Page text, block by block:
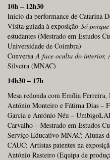
10h – 12h30
Início da performance de Catarina
Visita guiada à exposição Só
estudantes (Mestrado em Estudos
Universidade de Coimbra)
Conversa A face oculta do interior,
Silveira (MNAC)
14h30 – 17h
Mesa redonda com Emília
António Monteiro e Fátima Dias –
Garcia e António Néu –
Carvalho – Mestrado em Estudos
Serviço Educativo MNAC; Alunas
CAUC; Artistas patentes na
António Rasteiro (Equipa de